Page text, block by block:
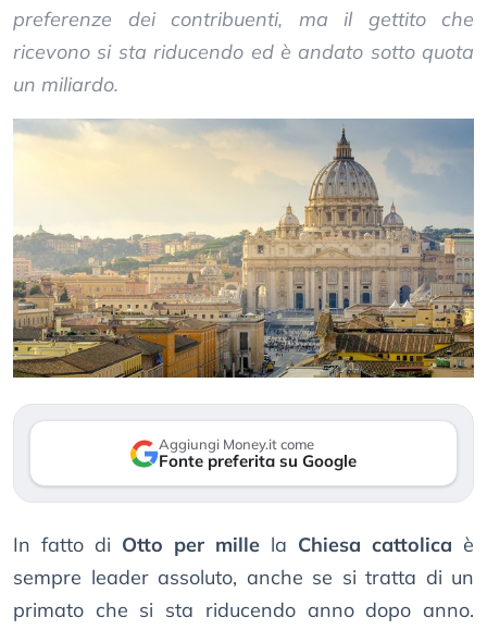
preferenze dei contribuenti, ma il gettito che
ricevono si sta riducendo ed è andato sotto quota
un miliardo.
Aggiungi Money.it come
Fonte preferita su Google
In fatto di Otto per mille la Chiesa cattolica è
sempre leader assoluto, anche se si tratta di un
primato che si sta riducendo anno dopo anno.